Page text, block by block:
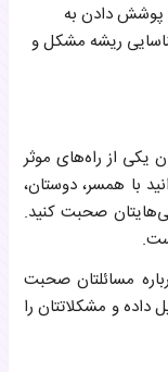
پوشش دادن به
ریشه مشکل و
یکی از راه‌های موثر
با همسر، دوستان،
صحبت کنید.
مسائلتان صحبت
داده و مشکلاتتان را